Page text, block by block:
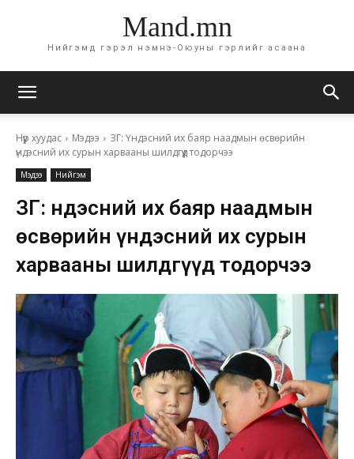
Mand.mn
Нийгэмд гэрэл нэмнэ-Оюуны гэрлийг асаана
Нүүр хуудас Мэдээ
ЗГ: Үндэсний их баяр наадмын өсвөрийн
үндэсний их сурын харвааны шилдгүүд тодорчээ
Мэдээ Нийгэм
ЗГ: Үндэсний их баяр наадмын
өсвөрийн үндэсний их сурын
харвааны шилдгүүд тодорчээ